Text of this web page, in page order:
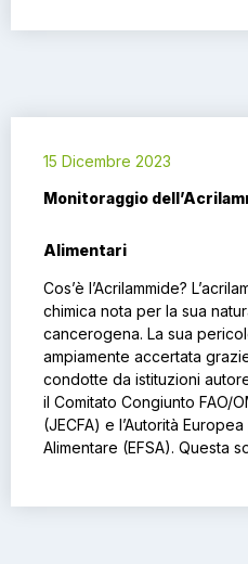
15 Dicembre 2023
Monitoraggio
Alimentari
Cos’è l’Acrilammide?
chimica nota per la sua
cancerogena. La sua
ampiamente accertata
condotte da istituzioni
il Comitato Congiunto FAO/
(JECFA) e l’Autorità
Alimentare (EFSA). Questa